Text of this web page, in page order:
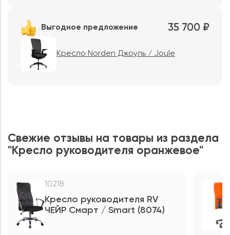
Выгодное предложение 35 700 ₽
Кресло Norden Джоуль / Joule
Свежие отзывы на товары из раздела
"Кресло руководителя оранжевое"
10218
Кресло руководителя RV
ЧЕЙР Смарт / Smart (8074)